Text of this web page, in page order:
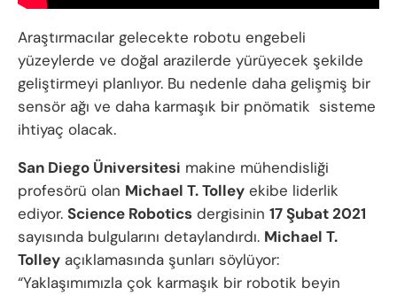
Araştırmacılar gelecekte robotu engebeli
yüzeylerde ve doğal arazilerde yürüyecek şekilde
geliştirmeyi planlıyor. Bu nedenle daha gelişmiş bir
sensör ağı ve daha karmaşık bir pnömatik sisteme
ihtiyaç olacak.
San Diego Üniversitesi makine mühendisliği
profesörü olan Michael T. Tolley ekibe liderlik
ediyor. Science Robotics dergisinin 17 Şubat 2021
sayısında bulgularını detaylandırdı. Michael T.
Tolley açıklamasında şunları söylüyor:
“Yaklaşımımızla çok karmaşık bir robotik beyin